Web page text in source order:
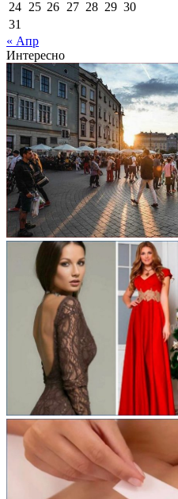
24 25 26 27 28 29 30
31
« Апр
Интересно